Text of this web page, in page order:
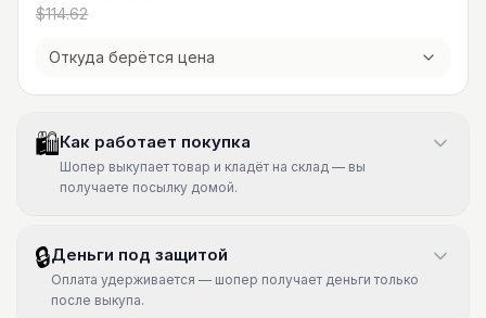
$114.62
Откуда берётся цена
🛍Как работает покупка
Шопер выкупает товар и кладёт на склад — вы
получаете посылку домой.
🔒Деньги под защитой
Оплата удерживается — шопер получает деньги только
после выкупа.